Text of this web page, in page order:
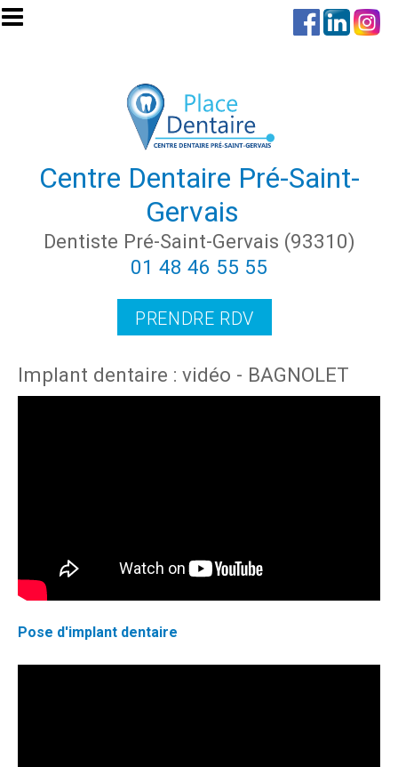
Aller au contenu principal
Centre Dentaire Pré-Saint-
Gervais
Dentiste Pré-Saint-Gervais (93310)
01 48 46 55 55
PRENDRE RDV
Implant dentaire : vidéo - BAGNOLET
Pose d'implant dentaire